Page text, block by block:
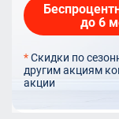
до 6
*Скидки по
другим акциям
акции